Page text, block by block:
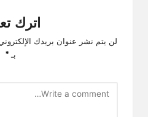
اترك
لن يتم نشر عنوان بريدك
بـ*